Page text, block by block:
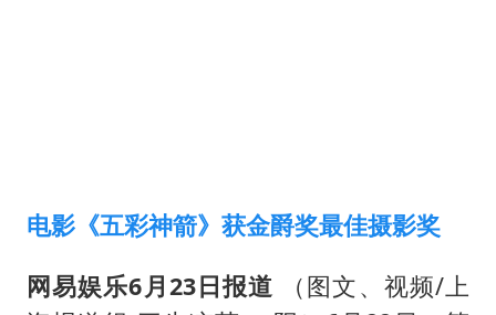
电影《五彩神箭》获金爵奖最佳摄影奖
网易娱乐6月23日报道 （图文、视频/上